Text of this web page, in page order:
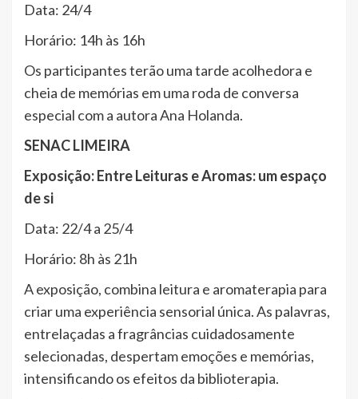
Data: 24/4
Horário: 14h às 16h
Os participantes terão uma tarde acolhedora e
cheia de memórias em uma roda de conversa
especial com a autora Ana Holanda.
SENAC LIMEIRA
Exposição: Entre Leituras e Aromas: um espaço
de si
Data: 22/4 a 25/4
Horário: 8h às 21h
A exposição, combina leitura e aromaterapia para
criar uma experiência sensorial única. As palavras,
entrelaçadas a fragrâncias cuidadosamente
selecionadas, despertam emoções e memórias,
intensificando os efeitos da biblioterapia.